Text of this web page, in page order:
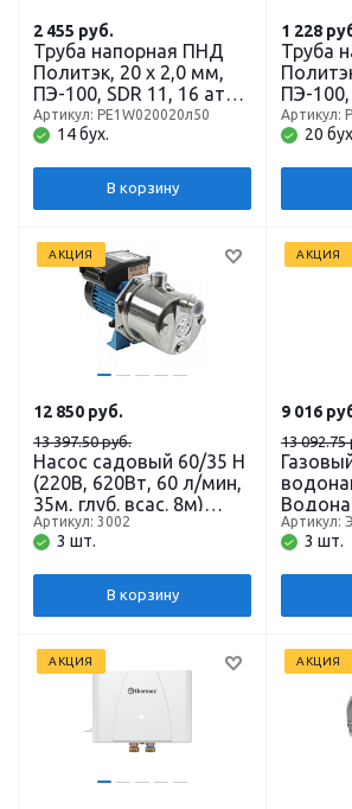
Труба напорная ПНД
Политэк, 20 x 2,0 мм,
ПЭ-100, SDR 11, 16 атм,
бухта 50 м
14 бух.
Артикул: РЕ1W020020л50
2 455 руб.
В корзину
Труба
ПЭ-100,
бухта
20
Артикул:
1 228
АКЦИЯ
Насос садовый 60/35 Н
(220В, 620Вт, 60 л/мин,
35м, глуб. всас. 8м)
корпус нерж. ДЖИЛЕКС
3 шт.
Артикул: 3002
12 850 руб.
13 397.50 руб.
В корзину
АКЦИЯ
3 шт.
Артикул:
9 016
13 092.75
АКЦИЯ АКЦИЯ